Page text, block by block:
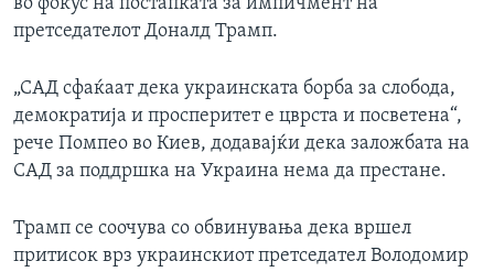
во фокус на постапката за импичмент на
претседателот Доналд Трамп.
„САД сфаќаат дека украинската борба за слобода,
демократија и просперитет е цврста и посветена“,
рече Помпео во Киев, додавајќи дека заложбата на
САД за поддршка на Украина нема да престане.
Трамп се соочува со обвинувања дека вршел
притисок врз украинскиот претседател Володомир